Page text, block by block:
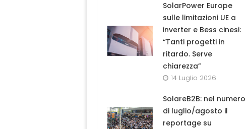
SolarPower Europe
sulle limitazioni UE a
inverter e Bess cinesi:
“Tanti progetti in
ritardo. Serve
chiarezza”
14 Luglio 2026
SolareB2B: nel numero
di luglio/agosto il
reportage su